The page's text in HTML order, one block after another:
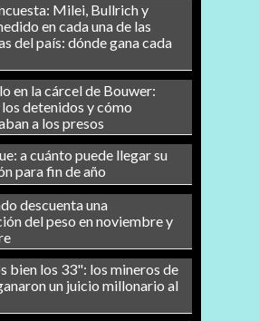
Milei, Bullrich y
en cada una de las
del país: dónde gana cada
en la cárcel de Bouwer:
detenidos y cómo
a los presos
a cuánto puede llegar su
para fin de año
descuenta una
del peso en noviembre y
bien los 33": los mineros de
un juicio millonario al